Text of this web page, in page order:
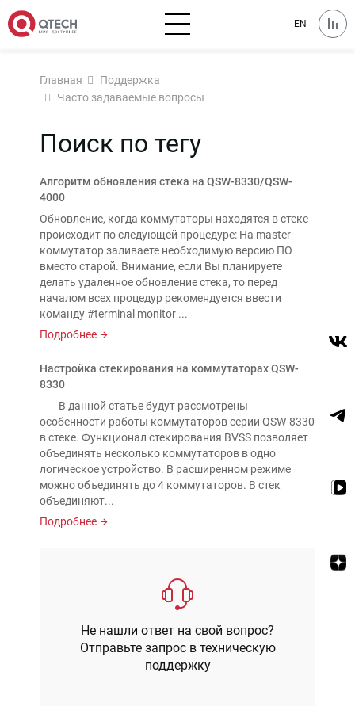
EN
Главная
Поддержка
Часто задаваемые вопросы
Поиск по тегу
Алгоритм обновления стека на QSW-8330/QSW-
4000
Обновление, когда коммутаторы находятся в стеке
происходит по следующей процедуре: На master
коммутатор заливаете необходимую версию ПО
вместо старой. Внимание, если Вы планируете
делать удаленное обновление стека, то перед
началом всех процедур рекомендуется ввести
команду #terminal monitor ...
Подробнее
Настройка стекирования на коммутаторах QSW-
8330
В данной статье будут рассмотрены
особенности работы коммутаторов серии QSW-8330
в стеке. Функционал стекирования BVSS позволяет
объединять несколько коммутаторов в одно
логическое устройство. В расширенном режиме
можно объединять до 4 коммутаторов. В стек
объединяют...
Подробнее
Не нашли ответ на свой вопрос?
Отправьте запрос в техническую
поддержку